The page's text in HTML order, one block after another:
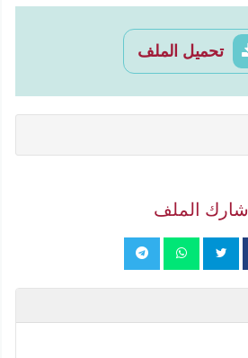
تحميل الملف
شارك الملف